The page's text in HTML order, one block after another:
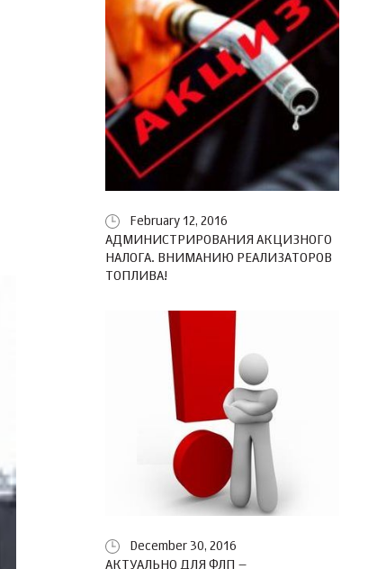
February 12, 2016
АДМИНИСТРИРОВАНИЯ АКЦИЗНОГО
НАЛОГА. ВНИМАНИЮ РЕАЛИЗАТОРОВ
ТОПЛИВА!
December 30, 2016
АКТУАЛЬНО ДЛЯ ФЛП –